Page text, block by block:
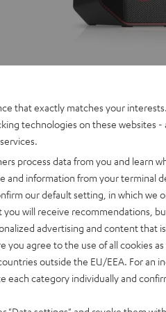
that exactly matches your
technologies on these websites -
process data from you and learn
and information from your terminal
our default setting, in which we
you will receive recommendations,
advertising and content that
you agree to the use of all cookies
outside the EU/EEA. For an
each category individually and